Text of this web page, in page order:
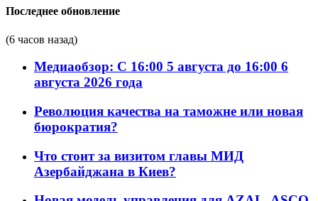
Последнее обновление
(6 часов назад)
Медиаобзор: С 16:00 5 августа до 16:00 6
августа 2026 года
Революция качества на таможне или новая
бюрократия?
Что стоит за визитом главы МИД
Азербайджана в Киев?